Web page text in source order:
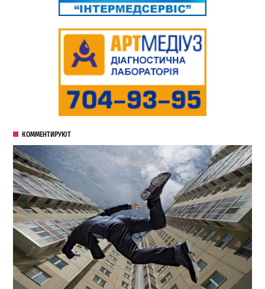
КОММЕНТИРУЮТ